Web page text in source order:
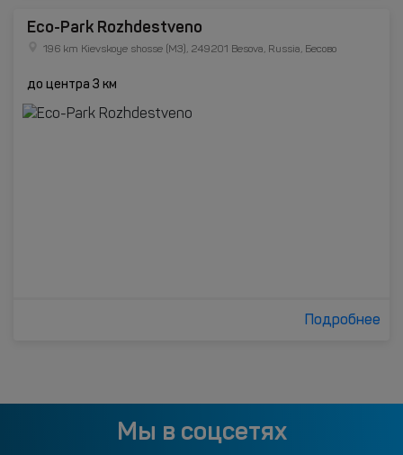
Eco-Park Rozhdestveno
196 km Kievskoye shosse (M3), 249201 Besova, Russia, Бесово
до центра 3 км
Подробнее
Мы в соцсетях